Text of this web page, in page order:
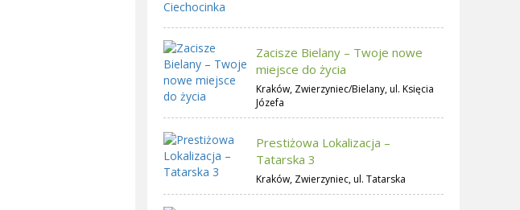
Zacisze Bielany – Twoje nowe
miejsce do życia
Kraków, Zwierzyniec/Bielany, ul. Księcia
Józefa
Prestiżowa Lokalizacja –
Tatarska 3
Kraków, Zwierzyniec, ul. Tatarska